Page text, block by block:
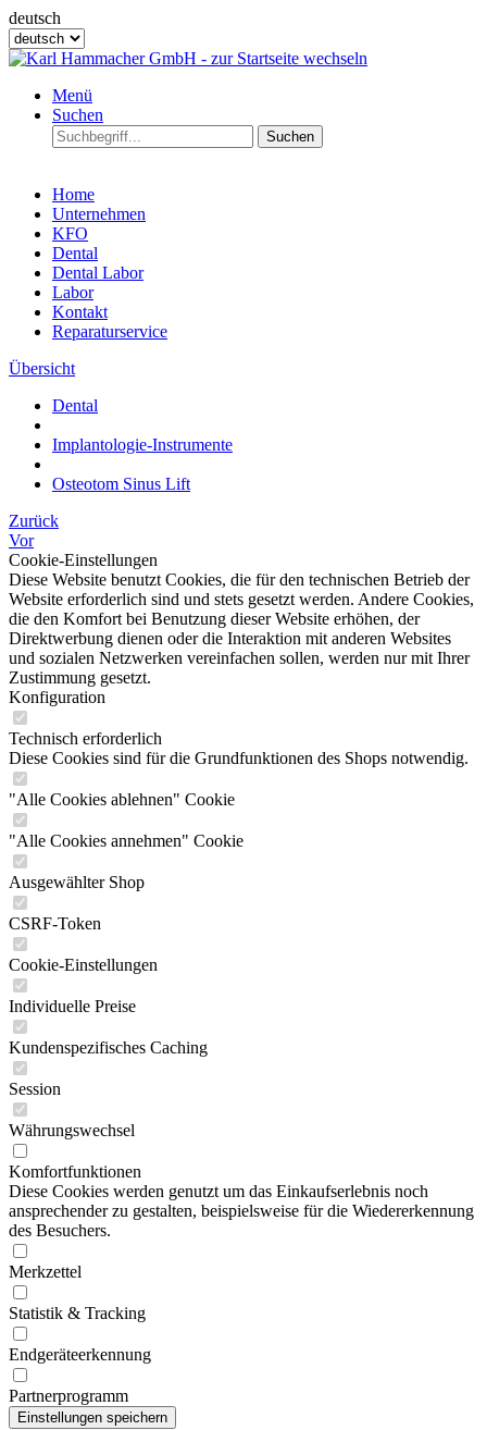
deutsch
Menü
Suchen
Suchen
Home
Unternehmen
KFO
Dental
Dental Labor
Labor
Kontakt
Reparaturservice
Übersicht
Dental
Implantologie-Instrumente
Osteotom Sinus Lift
Zurück
Vor
Cookie-Einstellungen
Diese Website benutzt Cookies, die für den technischen Betrieb der
Website erforderlich sind und stets gesetzt werden. Andere Cookies,
die den Komfort bei Benutzung dieser Website erhöhen, der
Direktwerbung dienen oder die Interaktion mit anderen Websites
und sozialen Netzwerken vereinfachen sollen, werden nur mit Ihrer
Zustimmung gesetzt.
Konfiguration
Technisch erforderlich
Diese Cookies sind für die Grundfunktionen des Shops notwendig.
"Alle Cookies ablehnen" Cookie
"Alle Cookies annehmen" Cookie
Ausgewählter Shop
CSRF-Token
Cookie-Einstellungen
Individuelle Preise
Kundenspezifisches Caching
Session
Währungswechsel
Komfortfunktionen
Diese Cookies werden genutzt um das Einkaufserlebnis noch
ansprechender zu gestalten, beispielsweise für die Wiedererkennung
des Besuchers.
Merkzettel
Statistik & Tracking
Endgeräteerkennung
Partnerprogramm